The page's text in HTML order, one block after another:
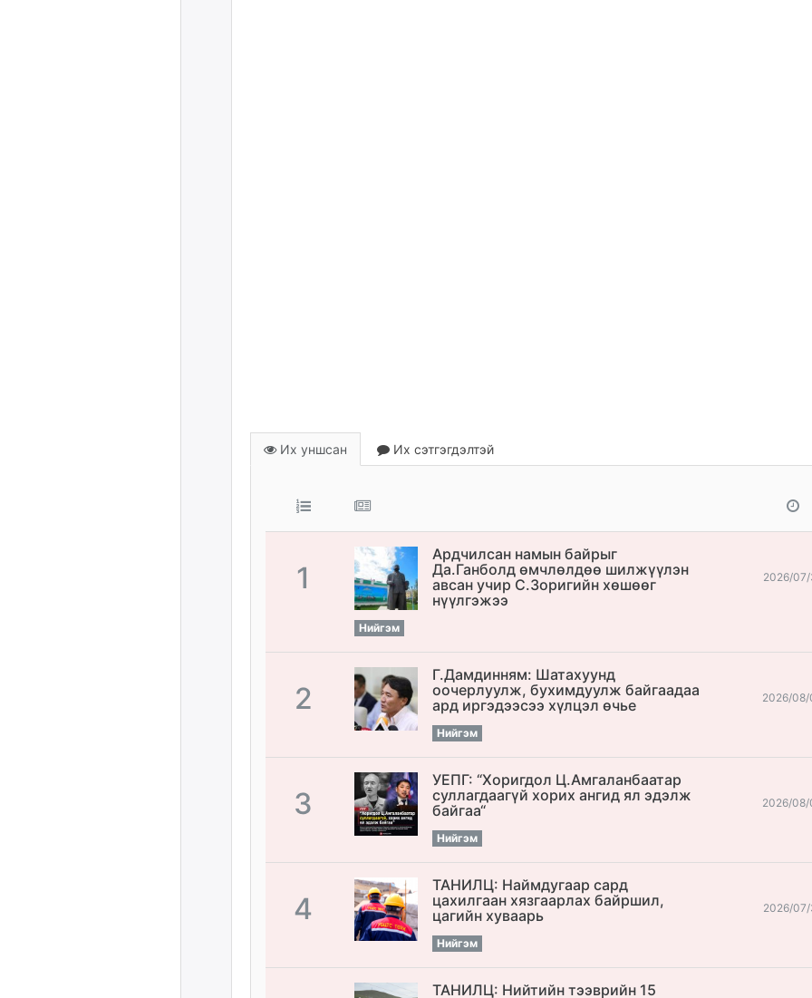
Их уншсан Их сэтгэгдэлтэй
1
Ардчилсан намын байрыг
Да.Ганболд өмчлөлдөө шилжүүлэн
авсан учир С.Зоригийн хөшөөг
нүүлгэжээ
Нийгэм
2026/07/
2
Г.Дамдинням: Шатахуунд
оочерлуулж, бухимдуулж байгаадаа
ард иргэдээсээ хүлцэл өчье
Нийгэм
2026/08/
3
УЕПГ: “Хоригдол Ц.Амгаланбаатар
cуллагдаагүй хорих ангид ял эдэлж
байгаа“
Нийгэм
2026/08/
4
ТАНИЛЦ: Наймдугаар сард
цахилгаан хязгаарлах байршил,
цагийн хуваарь
Нийгэм
2026/07/
ТАНИЛЦ: Нийтийн тээврийн 15